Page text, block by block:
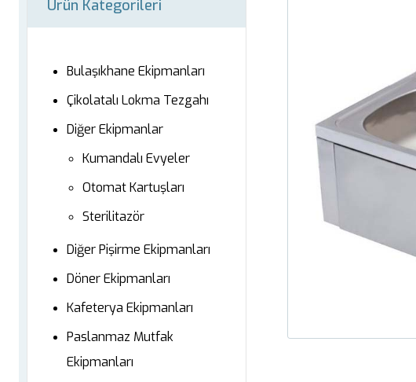
Ürün Kategorileri
Bulaşıkhane Ekipmanları
Çikolatalı Lokma Tezgahı
Diğer Ekipmanlar
Kumandalı Evyeler
Otomat Kartuşları
Sterilitazör
Diğer Pişirme Ekipmanları
Döner Ekipmanları
Kafeterya Ekipmanları
Paslanmaz Mutfak
Ekipmanları